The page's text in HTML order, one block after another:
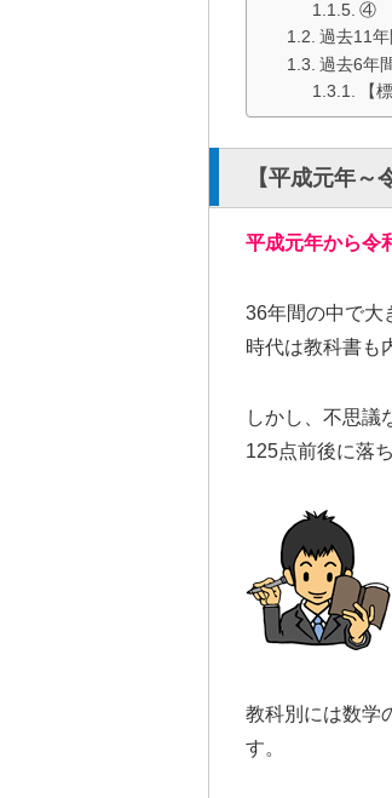
④
過去11年
過去6年
【
【平成元年～
平成元年から令
36年間の中で大
時代は教科書も
しかし、不思議
125点前後に落
教科別には数学
す。